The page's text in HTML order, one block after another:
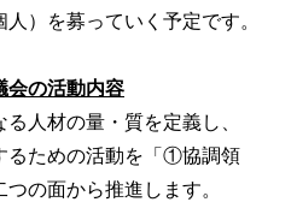
）を募っていく予定です。
会の活動内容
人材の量・質を定義し、
るための活動を「①協調領
の面から推進します。